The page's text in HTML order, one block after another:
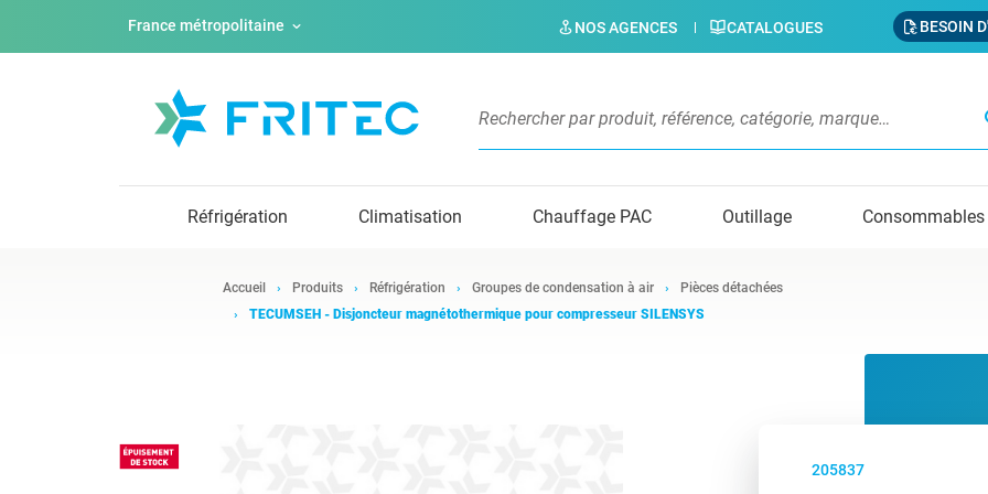
France métropolitaine NOS AGENCES CATALOGUES BESOIN
Réfrigération Climatisation Chauffage PAC Outillage Consommables
Accueil Produits Réfrigération Groupes de condensation à air
Pièces détachées
TECUMSEH - Disjoncteur magnétothermique pour compresseur SILENSYS
205837